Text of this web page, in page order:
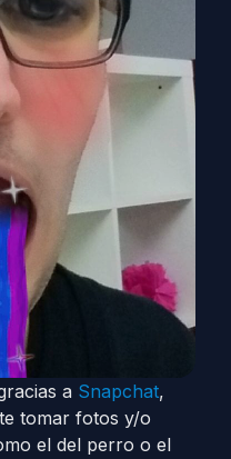
a Snapchat,
tomar fotos y/o
el del perro o el